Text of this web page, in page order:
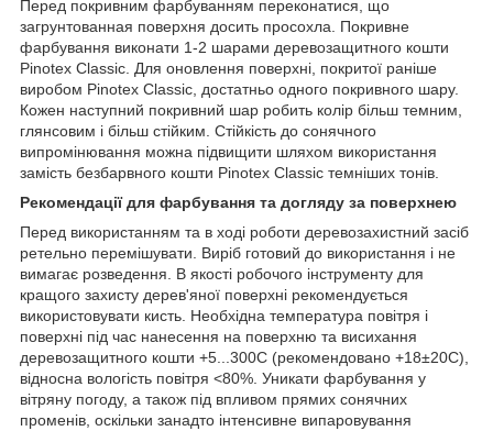
Перед покривним фарбуванням переконатися, що
загрунтованная поверхня досить просохла. Покривне
фарбування виконати 1-2 шарами деревозащитного кошти
Pinotex Classic. Для оновлення поверхні, покритої раніше
виробом Pinotex Classic, достатньо одного покривного шару.
Кожен наступний покривний шар робить колір більш темним,
глянсовим і більш стійким. Стійкість до сонячного
випромінювання можна підвищити шляхом використання
замість безбарвного кошти Pinotex Classic темніших тонів.
Рекомендації для фарбування та догляду за поверхнею
Перед використанням та в ході роботи деревозахистний засіб
ретельно перемішувати. Виріб готовий до використання і не
вимагає розведення. В якості робочого інструменту для
кращого захисту дерев'яної поверхні рекомендується
використовувати кисть. Необхідна температура повітря і
поверхні під час нанесення на поверхню та висихання
деревозащитного кошти +5...300C (рекомендовано +18±20С),
відносна вологість повітря <80%. Уникати фарбування у
вітряну погоду, а також під впливом прямих сонячних
променів, оскільки занадто інтенсивне випаровування